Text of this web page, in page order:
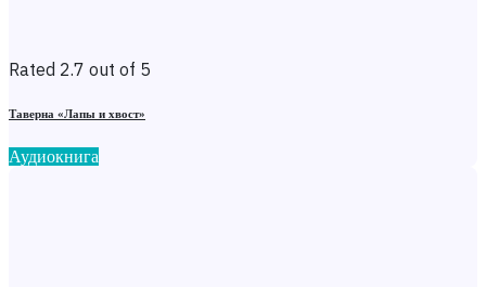
Rated 2.7 out of 5
Таверна «Лапы и хвост»
Аудиокнига